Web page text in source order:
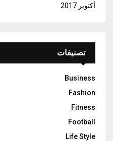
أكتوبر 2017
تصنيفات
Business
Fashion
Fitness
Football
Life Style